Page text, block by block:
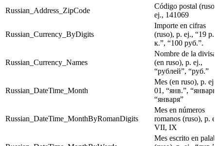
Russian_Address_ZipCode
Código postal
ej., 141069
Russian_Currency_ByDigits
Importe en cifras
(ruso), p. ej., “19 р.
к.”, “100 руб.”.
Russian_Currency_Names
Nombre de la divisa
(en ruso), p. ej.,
“рублей”, “руб.”
Russian_DateTime_Month
Mes (en ruso), p.
01, “янв.”,
“января”
Russian_DateTime_MonthByRomanDigits
Mes en números
romanos (ruso), p.
VII, IX
Mes escrito en